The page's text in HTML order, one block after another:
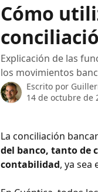
Cómo
Explicación de las
los movimientos
Escrito por
14 de octubre de
La conciliación
del banco, tanto de
contabilidad, ya sea